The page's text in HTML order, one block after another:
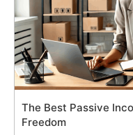
The Best Passive
Freedom